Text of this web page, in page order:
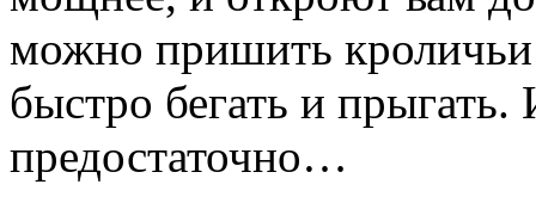
можно пришить кроличьи
быстро бегать и
предостаточно…